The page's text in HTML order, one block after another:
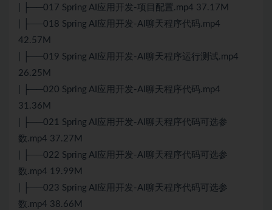
| ├──017 Spring AI应用开发-项目配置.mp4 37.17M
| ├──018 Spring AI应用开发-AI聊天程序代码.mp4
42.57M
| ├──019 Spring AI应用开发-AI聊天程序运行测试.mp4
26.25M
| ├──020 Spring AI应用开发-AI聊天程序代码.mp4
31.36M
| ├──021 Spring AI应用开发-AI聊天程序代码可选参
数.mp4 37.27M
| ├──022 Spring AI应用开发-AI聊天程序代码可选参
数.mp4 19.99M
| ├──023 Spring AI应用开发-AI聊天程序代码可选参
数.mp4 38.66M